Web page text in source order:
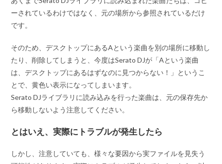
ーされているわけではなく、 元の場所から参照されているだけ
です。
そのため、デスクトップにあるAという楽曲を別の場所に移動し
たり、削除してしまうと、今度はSerato DJが 「Aという楽曲
は、デスクトップにあるはずなのに見つからない！」 というこ
とで、黄色い表示になってしまいます。
Serato DJライブラリに読み込みを行った楽曲は、 元の保存先か
ら移動しないよう注意してください。
とはいえ、実際にトラブルが発生したら
しかし、注意していても、様々な要因から実ファイルを見失う